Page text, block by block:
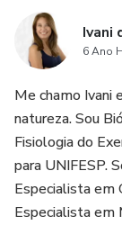
Ivani
6 Ano
Me chamo Ivani
natureza. Sou
Fisiologia do
para UNIFESP.
Especialista em
Especialista em